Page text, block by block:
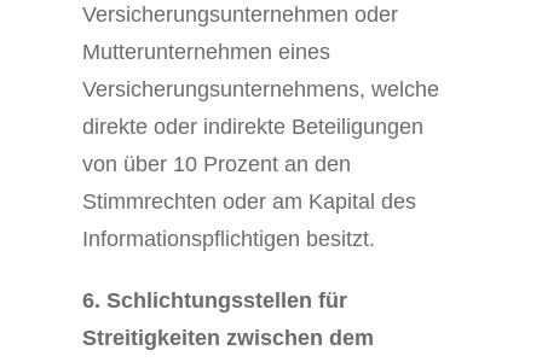
Versicherungsunternehmen oder
Mutterunternehmen eines
Versicherungsunternehmens, welche
direkte oder indirekte Beteiligungen
von über 10 Prozent an den
Stimmrechten oder am Kapital des
Informationspflichtigen besitzt.
6. Schlichtungsstellen für
Streitigkeiten zwischen dem